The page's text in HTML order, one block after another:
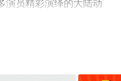
演员精彩演绎的大陆动
版动漫全集就上星辰电